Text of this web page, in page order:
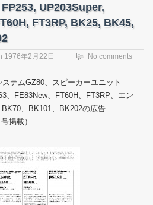
UP203Super,
FT3RP, BK25, BK45,
1976年2月22日 No comments
テムGZ80、スピーカーユニット
、FE83New、FT60H、FT3RP、エン
、BK101、BK202の広告
掲載）